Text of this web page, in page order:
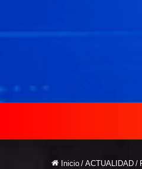
Inicio / ACTUALIDAD /